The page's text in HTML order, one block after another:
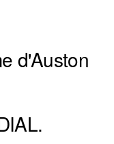
d'Auston